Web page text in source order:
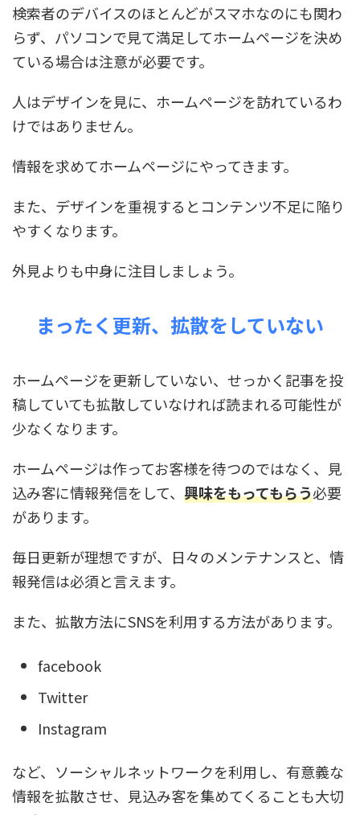
検索者のデバイスのほとんどがスマホなのにも関わ
らず、パソコンで見て満足してホームページを決め
ている場合は注意が必要です。
人はデザインを見に、ホームページを訪れているわ
けではありません。
情報を求めてホームページにやってきます。
また、デザインを重視するとコンテンツ不足に陥り
やすくなります。
外見よりも中身に注目しましょう。
まったく更新、拡散をしていない
ホームページを更新していない、せっかく記事を投
稿していても拡散していなければ読まれる可能性が
少なくなります。
ホームページは作ってお客様を待つのではなく、見
込み客に情報発信をして、 興味をもってもらう必要
があります。
毎日更新が理想ですが、日々のメンテナンスと、情
報発信は必須と言えます。
また、拡散方法にSNSを利用する方法があります。
facebook
Twitter
Instagram
など、ソーシャルネットワークを利用し、有意義な
情報を拡散させ、見込み客を集めてくることも大切